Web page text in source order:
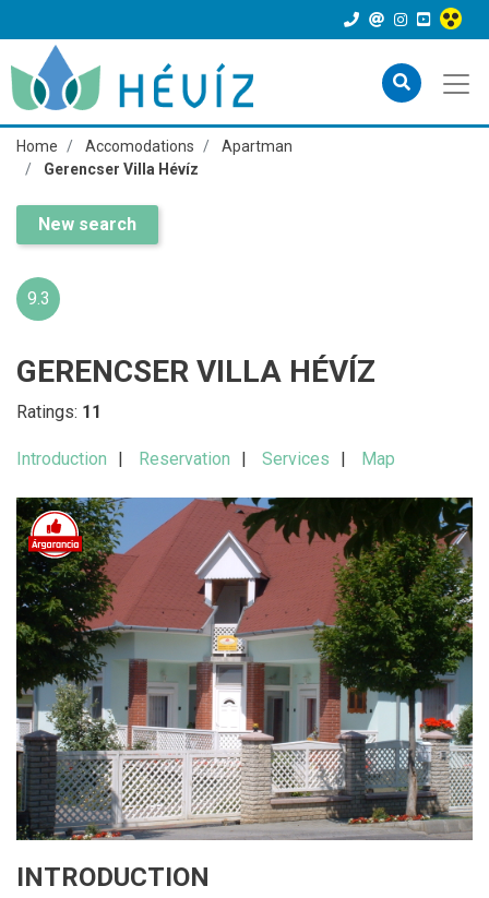
Home Accomodations
Apartman
Gerencser Villa Hévíz
New search
9.3
GERENCSER VILLA HÉVÍZ
Ratings: 11
Introduction Reservation Services Map
INTRODUCTION